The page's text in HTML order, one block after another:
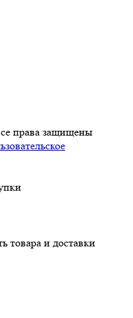
права защищены
товара и доставки